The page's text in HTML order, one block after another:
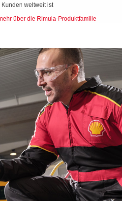
weltweit ist
über die Rimula-Produktfamilie